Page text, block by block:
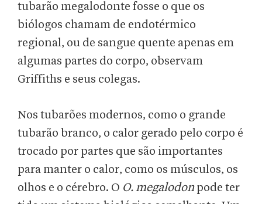
tubarão megalodonte fosse o que os
biólogos chamam de endotérmico
regional, ou de sangue quente apenas em
algumas partes do corpo, observam
Griffiths e seus colegas.
Nos tubarões modernos, como o grande
tubarão branco, o calor gerado pelo corpo é
trocado por partes que são importantes
para manter o calor, como os músculos, os
olhos e o cérebro. O O. megalodonpode ter